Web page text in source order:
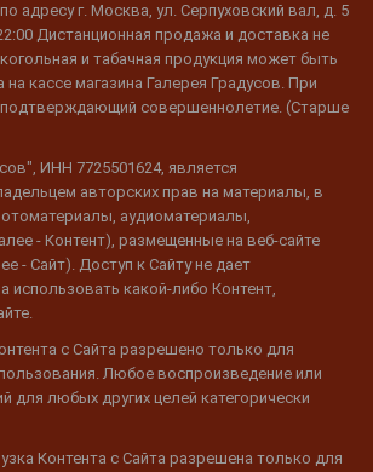
адресу г. Москва, ул. Серпуховский вал, д. 5
Дистанционная продажа и доставка не
и табачная продукция может быть
на кассе магазина Галерея Градусов. При
подтверждающий совершеннолетие. (Старше
ИНН 7725501624, является
авторских прав на материалы, в
аудиоматериалы,
- Контент), размещенные на веб-сайте
- Сайт). Доступ к Сайту не дает
использовать какой-либо Контент,
с Сайта разрешено только для
Любое воспроизведение или
для любых других целей категорически
Контента с Сайта разрешена только для